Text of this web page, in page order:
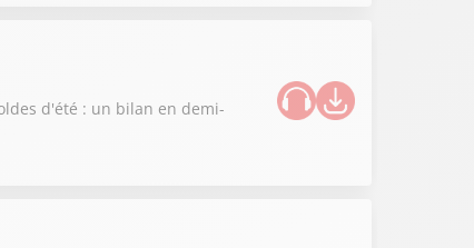
d'été : un bilan en demi-